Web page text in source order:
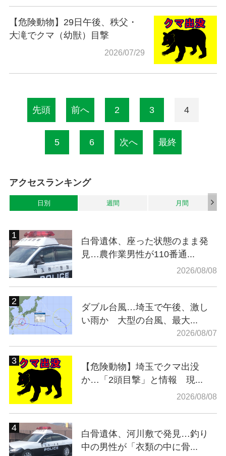
【危険動物】29日午後、秩父・
大滝でクマ（幼獣）目撃
2026/07/29
先頭 前へ 2 3 4
5 6 次へ 最終
アクセスランキング
日別 週間 月間
白骨遺体、座った状態のまま発
見…農作業男性が110番通...
2026/08/08
ダブル台風…埼玉で午後、激し
い雨か 大型の台風、最大...
2026/08/07
【危険動物】埼玉でクマ出没
か…「2頭目撃」と情報 現...
2026/08/08
白骨遺体、河川敷で発見…釣り
中の男性が「衣類の中に骨...